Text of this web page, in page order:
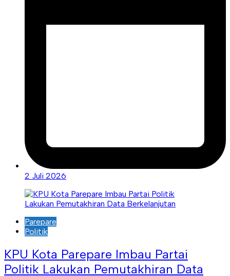
2 Juli 2026
Parepare
Politik
KPU Kota Parepare Imbau Partai
Politik Lakukan Pemutakhiran Data